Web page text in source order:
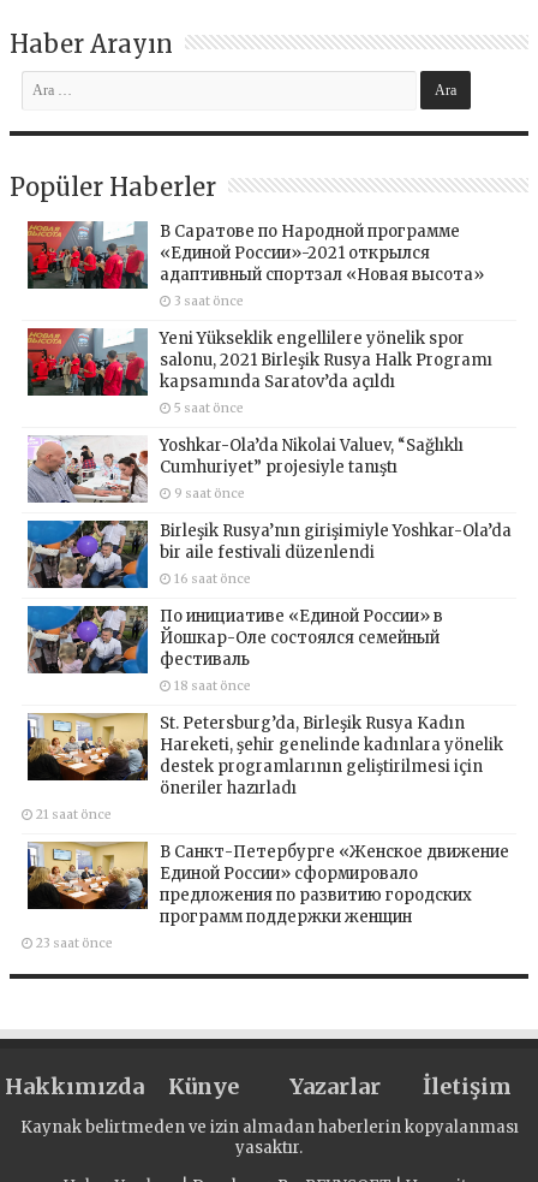
Haber Arayın
Popüler Haberler
В Саратове по Народной программе
«Единой России»-2021 открылся
адаптивный спортзал «Новая высота»
3 saat önce
Yeni Yükseklik engellilere yönelik spor
salonu, 2021 Birleşik Rusya Halk Programı
kapsamında Saratov’da açıldı
5 saat önce
Yoshkar-Ola’da Nikolai Valuev, “Sağlıklı
Cumhuriyet” projesiyle tanıştı
9 saat önce
Birleşik Rusya’nın girişimiyle Yoshkar-Ola’da
bir aile festivali düzenlendi
16 saat önce
По инициативе «Единой России» в
Йошкар-Оле состоялся семейный
фестиваль
18 saat önce
St. Petersburg’da, Birleşik Rusya Kadın
Hareketi, şehir genelinde kadınlara yönelik
destek programlarının geliştirilmesi için
öneriler hazırladı
21 saat önce
В Санкт-Петербурге «Женское движение
Единой России» сформировало
предложения по развитию городских
программ поддержки женщин
23 saat önce
Hakkımızda Künye Yazarlar İletişim
Kaynak belirtmeden ve izin almadan haberlerin kopyalanması
yasaktır.